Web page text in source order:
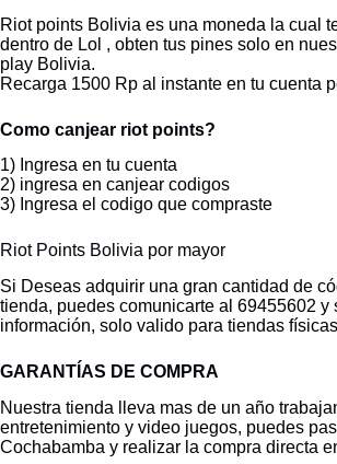
Riot points Bolivia es una moneda la cual
dentro de Lol , obten tus pines solo en
play Bolivia.
Recarga 1500 Rp al instante en tu cuenta
Como canjear riot points?
1) Ingresa en tu cuenta
2) ingresa en canjear codigos
3) Ingresa el codigo que compraste
Riot Points Bolivia por mayor
Si Deseas adquirir una gran cantidad de
tienda, puedes comunicarte al 69455602 y
información, solo valido para tiendas
GARANTÍAS DE COMPRA
Nuestra tienda lleva mas de un año
entretenimiento y video juegos, puedes
Cochabamba y realizar la compra directa